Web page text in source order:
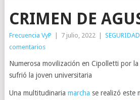
CRIMEN DE
Frecuencia VyP 7 julio, 2022
comentarios
Numerosa movilización en Cipolletti por
sufrió la joven universitaria
Una multitudinaria marcha se realizó este